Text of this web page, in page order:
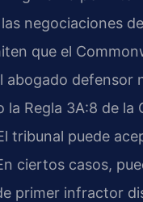
negociaciones
que el
abogado defensor
la Regla 3A:8 de la
tribunal puede
ciertos casos,
primer infractor